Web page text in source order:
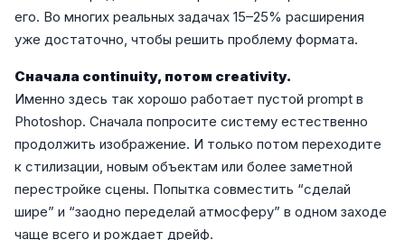
его. Во многих реальных задачах 15–25% расширения
уже достаточно, чтобы решить проблему формата.
Сначала continuity, потом creativity.
Именно здесь так хорошо работает пустой prompt в
Photoshop. Сначала попросите систему естественно
продолжить изображение. И только потом переходите
к стилизации, новым объектам или более заметной
перестройке сцены. Попытка совместить “сделай
шире” и “заодно переделай атмосферу” в одном заходе
чаще всего и рождает дрейф.